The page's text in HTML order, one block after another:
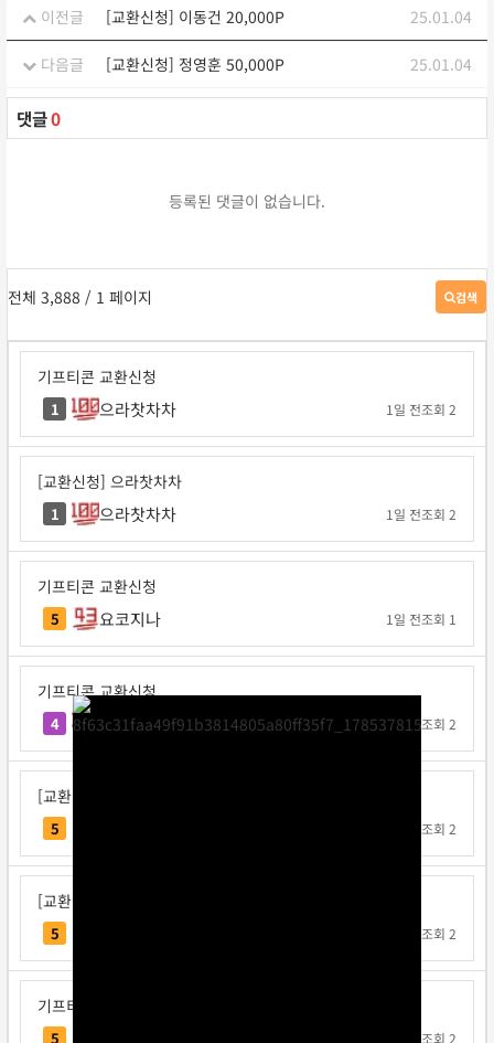
이전글 [교환신청] 이동건 20,000P 25.01.04
다음글 [교환신청] 정영훈 50,000P 25.01.04
댓글0
등록된 댓글이 없습니다.
전체 3,888 / 1 페이지 검색
게
판
검
기프티콘 교환신청
1 으라찻차차 1일 전조회 2
[교환신청] 으라찻차차
1 으라찻차차 1일 전조회 2
기프티콘 교환신청
5 요코지나 1일 전조회 1
기프티콘 교환신청
4 불타는고구마 1일 전조회 2
[교환신청] 다또속
5 조회 2
[교환신청] 일구쏙이구팅
5 조회 2
기프티콘 교환신청
5 조회 2